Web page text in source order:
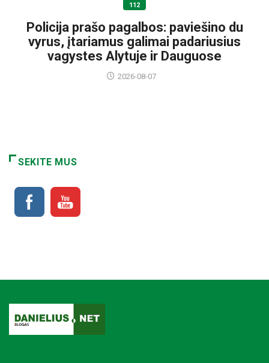
112
Policija prašo pagalbos: paviešino du
vyrus, įtariamus galimai padariusius
vagystes Alytuje ir Dauguose
2026-08-07
SEKITE MUS